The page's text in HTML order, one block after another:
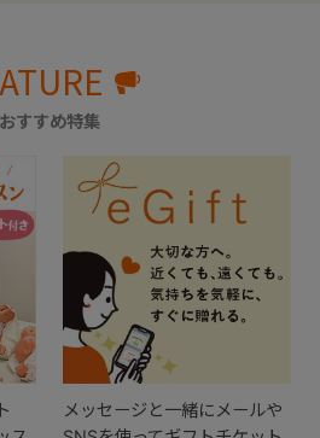
おすすめ特集
メッセージと一緒にメールや